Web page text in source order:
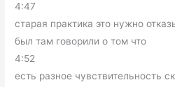
4:47
старая практика это нужно
был там говорили о том что
4:52
есть разное чувствительность